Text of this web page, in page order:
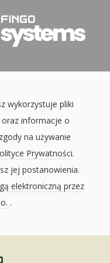
wykorzystuje pliki
oraz informacje o
na używanie
Prywatności.
jej postanowienia.
elektroniczną przez
.